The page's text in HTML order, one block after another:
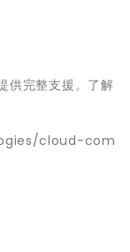
完整支援。了解
cloud-com